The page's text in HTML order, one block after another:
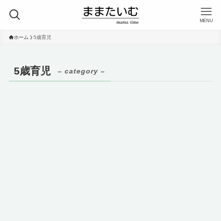
MENU
ホーム 5歳育児
5歳育児 – category –